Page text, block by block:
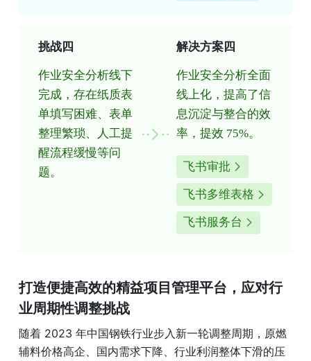
挑战四
作业安全分析线下
完成，存在纸质表
单填写困难、表单
整理繁琐、人工提
醒流程缓慢等问
题。
解决方案四
作业安全分析全面
线上化，提高了信
息沉淀与整合的效
率，提效 75%。
飞书审批
飞书多维表格
飞书服务台
打造便捷高效的精益项目管理平台，应对行
业周期性调整挑战
随着 2023 年中国钢铁行业步入新一轮调整周期，原燃
辅料价格高企、国内需求下降、行业利润整体下滑的压